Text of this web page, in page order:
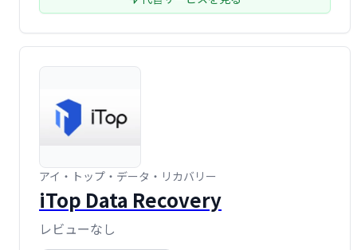
アイ・トップ・データ・リカバリー
iTop Data Recovery
レビューなし